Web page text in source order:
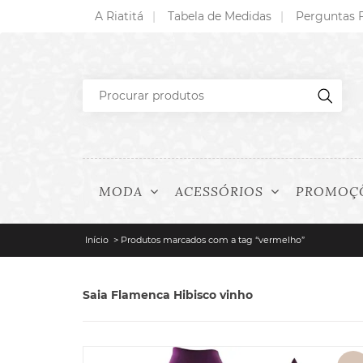
A Riatitá Tabela de Medidas Perguntas
MODA ACESSÓRIOS
Início > Produtos marcados com a tag “vermelho”
Saia Flamenca Hibisco vinho